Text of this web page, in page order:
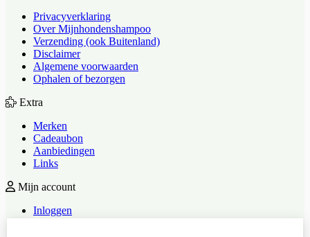
Privacyverklaring
Over Mijnhondenshampoo
Verzending (ook Buitenland)
Disclaimer
Algemene voorwaarden
Ophalen of bezorgen
Extra
Merken
Cadeaubon
Aanbiedingen
Links
Mijn account
Inloggen